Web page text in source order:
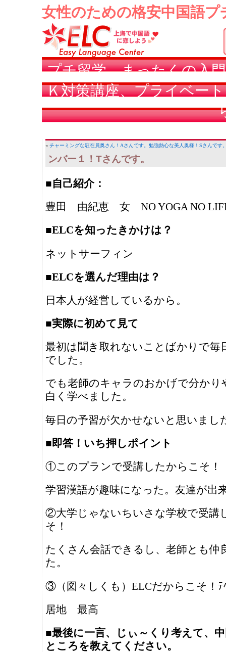
女性のための格安中国語
プチ留学、まったくの入
Ｋ対策講座、プライベー
« チャーミングな駐在員奥さん！Aさんです。 勉強熱心な美人奥様！Sさんです
ンバー１！Tさんです。
■自己紹介：
豊田 由紀恵 女 NO YOGA NO
■ELCを知ったきかけは？
ネットサーフィン
■ELCを選んだ理由は？
日本人が経営しているから。
■実際に初めて見て
最初は聞き取れないことばかりで毎
でした。
でも老師のキャラのおかげで分かり
白く学べました。
毎日の予習が欠かせないと思いまし
■即答！いち押しポイント
①このプランで受講したからこそ！
学習漢語が趣味になった。友達が出
②大学じゃないちいさな学校で受講
そ！
たくさん会話できるし、老師とも仲
た。
③（図々しくも）ELCだからこそ！ﾃ
居地 最高
■最後に一言、じぃ～くり考えて、
ところを教えてください。